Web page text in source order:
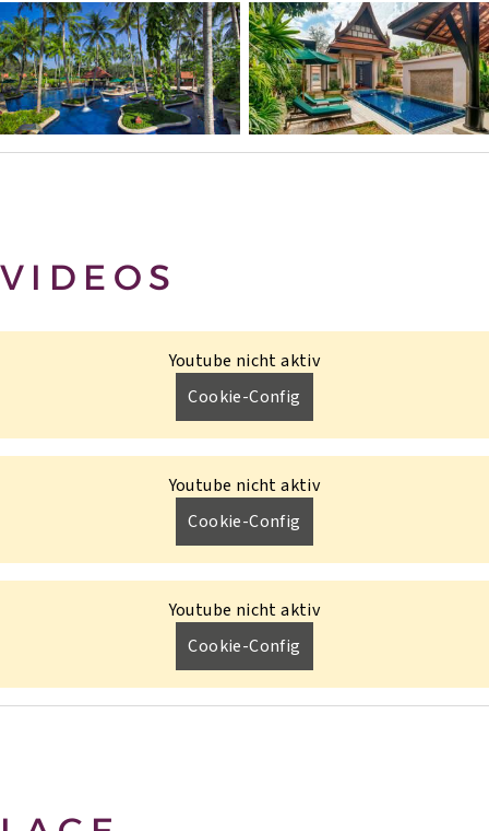
VIDEOS
Youtube nicht aktiv
Cookie-Config
Youtube nicht aktiv
Cookie-Config
Youtube nicht aktiv
Cookie-Config